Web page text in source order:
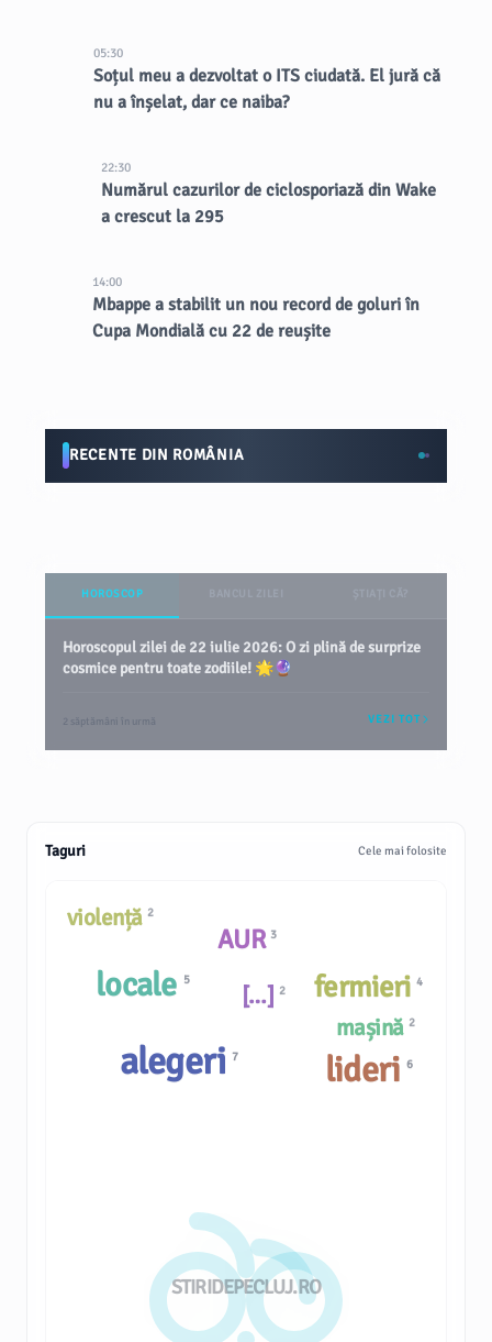
05:30
Soțul meu a dezvoltat o ITS ciudată. El jură că
nu a înșelat, dar ce naiba?
22:30
Numărul cazurilor de ciclosporiază din Wake
a crescut la 295
14:00
Mbappe a stabilit un nou record de goluri în
Cupa Mondială cu 22 de reușite
RECENTE DIN ROMÂNIA
HOROSCOP
Horoscopul zilei de 22 iulie 2026: O zi plină de surprize
cosmice pentru toate zodiile! 🌟🔮
2 săptămâni în urmă VEZI TOT
Taguri Cele mai folosite
STIRIDEPECLUJ.RO
lideri6
violență 2
mașină 2
[…] 2
locale 5
alegeri7
fermieri 4
AUR 3